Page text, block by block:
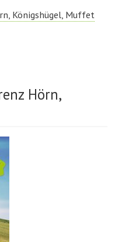
Königshügel, Muffet
Hörn,